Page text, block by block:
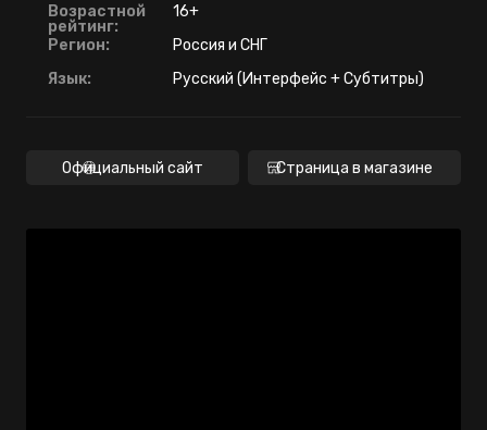
Возрастной
рейтинг:
16+
Регион:
Россия и СНГ
Язык:
Русский (Интерфейс + Субтитры)
Официальный сайт Страница в магазине